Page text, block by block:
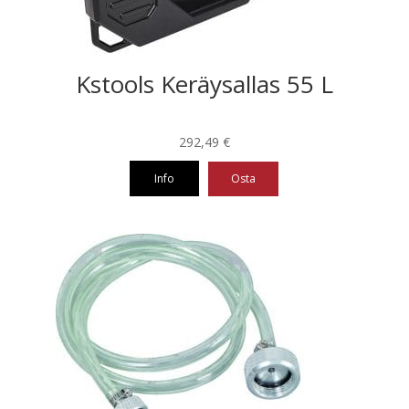
Kstools Keräysallas 55 L
292,49 €
Info Osta